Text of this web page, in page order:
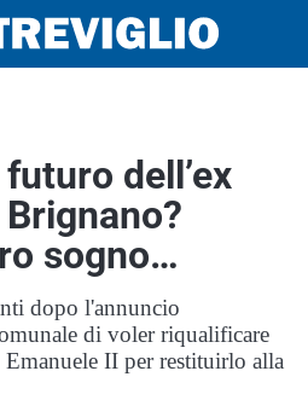
dell’ex
sogno…
dopo l'annuncio
di voler riqualificare
II per restituirlo alla